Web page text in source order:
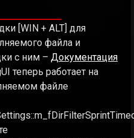
[WIN + ALT] для
файла и
с ним – Документация
теперь работает на
файле